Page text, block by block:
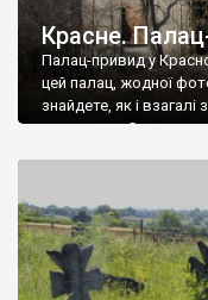
Красне.
Палац-привид у
цей палац, жодної
знайдете, як і
мешканець